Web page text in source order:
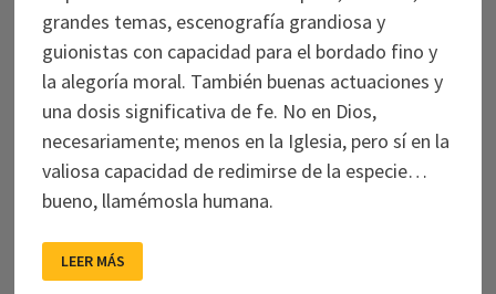
grandes temas, escenografía grandiosa y
guionistas con capacidad para el bordado fino y
la alegoría moral. También buenas actuaciones y
una dosis significativa de fe. No en Dios,
necesariamente; menos en la Iglesia, pero sí en la
valiosa capacidad de redimirse de la especie…
bueno, llamémosla humana.
CÓNCLAVE
CON
CLAVES
LEER MÁS